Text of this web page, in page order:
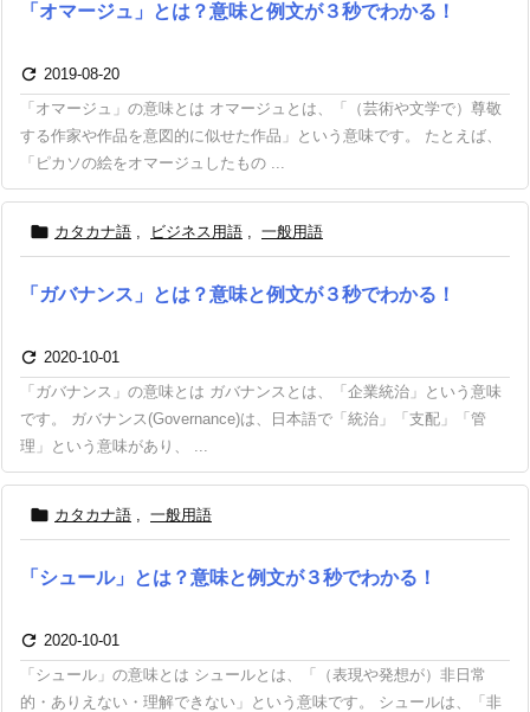
「オマージュ」とは？意味と例文が３秒でわかる！
 2019-08-20
「オマージュ」の意味とは オマージュとは、「（芸術や文学で）尊敬
する作家や作品を意図的に似せた作品」という意味です。 たとえば、
「ピカソの絵をオマージュしたもの ...
 カタカナ語 , ビジネス用語 , 一般用語
「ガバナンス」とは？意味と例文が３秒でわかる！
 2020-10-01
「ガバナンス」の意味とは ガバナンスとは、「企業統治」という意味
です。 ガバナンス(Governance)は、日本語で「統治」「支配」「管
理」という意味があり、 ...
 カタカナ語 , 一般用語
「シュール」とは？意味と例文が３秒でわかる！
 2020-10-01
「シュール」の意味とは シュールとは、「（表現や発想が）非日常
的・ありえない・理解できない」という意味です。 シュールは、「非